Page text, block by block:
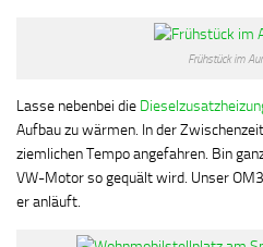
Frühstück im
Lasse nebenbei die
Aufbau zu wärmen. In der
ziemlichen Tempo angefahren. Bin
VW-Motor so gequält wird. Unser
er anläuft.